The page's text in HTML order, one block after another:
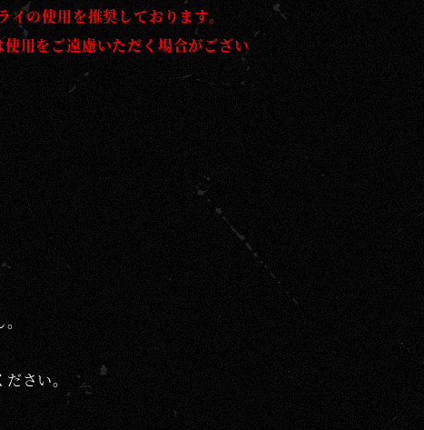
の使用を推奨しております。
用をご遠慮いただく場合がござい
さい。